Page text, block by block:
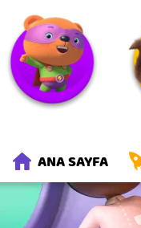
ANA SAYFA